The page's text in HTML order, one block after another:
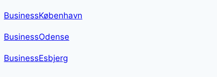
BusinessKøbenhavn
BusinessOdense
BusinessEsbjerg